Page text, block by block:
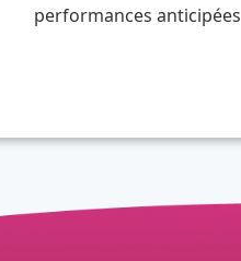
performances anticipées